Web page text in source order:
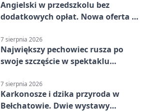
Angielski w przedszkolu bez
dodatkowych opłat. Nowa oferta w
7 sierpnia 2026
Największy pechowiec rusza po
swoje szczęście w spektaklu
7 sierpnia 2026
Karkonosze i dzika przyroda w
Bełchatowie. Dwie wystawy